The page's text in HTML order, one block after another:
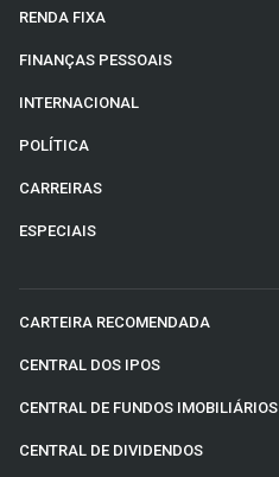
RENDA FIXA
FINANÇAS PESSOAIS
INTERNACIONAL
POLÍTICA
CARREIRAS
ESPECIAIS
CARTEIRA RECOMENDADA
CENTRAL DOS IPOS
CENTRAL DE FUNDOS IMOBILIÁRIOS
CENTRAL DE DIVIDENDOS